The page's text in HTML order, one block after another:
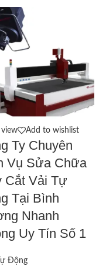
Add to wishlist
Ty Chuyên
Vụ Sửa Chữa
Cắt Vải Tự
Tại Bình
Nhanh
Uy Tín Số 1
Động